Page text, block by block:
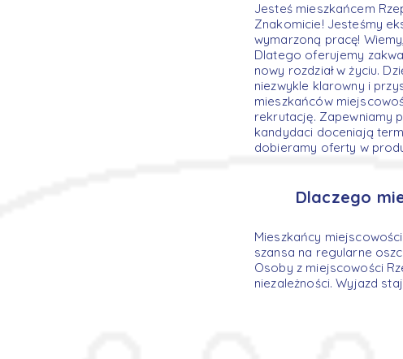
Jesteś mieszkańcem
Znakomicie! Jesteśmy
wymarzoną pracę!
Dlatego oferujemy
nowy rozdział w życiu.
niezwykle klarowny i
mieszkańców
rekrutację. Zapewniamy
kandydaci doceniają
dobieramy oferty w
Dlaczego
Mieszkańcy
szansa na regularne
Osoby z miejscowości
niezależności. Wyjazd